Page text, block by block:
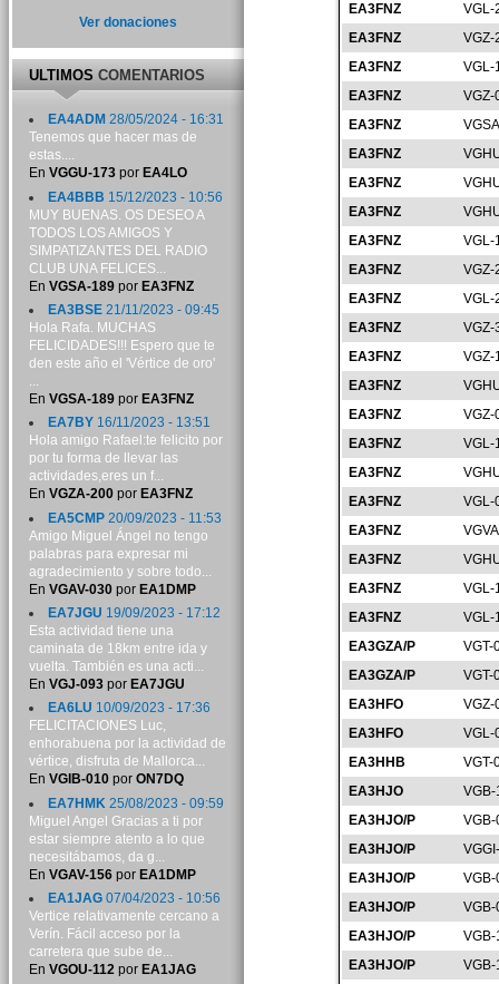
EA3FNZ
VGL-
EA3FNZ
VGZ-
EA3FNZ
VGL-
EA3FNZ
VGZ-
EA3FNZ
EA3FNZ
EA3FNZ
EA3FNZ
EA3FNZ
VGL-
EA3FNZ
VGZ-
EA3FNZ
VGL-
EA3FNZ
VGZ-
EA3FNZ
VGZ-
EA3FNZ
EA3FNZ
VGZ-
EA3FNZ
VGL-
EA3FNZ
EA3FNZ
VGL-
EA3FNZ
EA3FNZ
EA3FNZ
VGL-
EA3FNZ
VGL-
EA3GZA/P
VGT-
EA3GZA/P
VGT-
EA3HFO
VGZ-
EA3HFO
VGL-
EA3HHB
VGT-
EA3HJO
EA3HJO/P
EA3HJO/P
EA3HJO/P
EA3HJO/P
EA3HJO/P
EA3HJO/P
Ver donaciones
ULTIMOSCOMENTARIOS
EA4ADM 28/05/2024 - 16:31
Tenemos que hacer mas de
estas....
En VGGU-173por EA4LO
EA4BBB 15/12/2023 - 10:56
MUY BUENAS. OS DESEO A
TODOS LOS AMIGOS Y
SIMPATIZANTES DEL RADIO
CLUB UNA FELICES...
En VGSA-189por EA3FNZ
EA3BSE21/11/2023 - 09:45
Hola Rafa. MUCHAS
FELICIDADES!!! Espero que te
den este año el 'Vértice de oro'
...
En VGSA-189por EA3FNZ
EA7BY16/11/2023 - 13:51
Hola amigo Rafael:te felicito por
por tu forma de llevar las
actividades,eres un f...
En VGZA-200por EA3FNZ
EA5CMP20/09/2023 - 11:53
Amigo Miguel Ángel no tengo
palabras para expresar mi
agradecimiento y sobre todo...
En VGAV-030por EA1DMP
EA7JGU 19/09/2023 - 17:12
Esta actividad tiene una
caminata de 18km entre ida y
vuelta. También es una acti...
En VGJ-093por EA7JGU
EA6LU 10/09/2023 - 17:36
FELICITACIONES Luc,
enhorabuena por la actividad de
vértice, disfruta de Mallorca...
En VGIB-010por ON7DQ
EA7HMK 25/08/2023 - 09:59
Miguel Angel Gracias a ti por
estar siempre atento a lo que
necesitábamos, da g...
En VGAV-156por EA1DMP
EA1JAG07/04/2023 - 10:56
Vertice relativamente cercano a
Verín. Fácil acceso por la
carretera que sube de...
En VGOU-112por EA1JAG